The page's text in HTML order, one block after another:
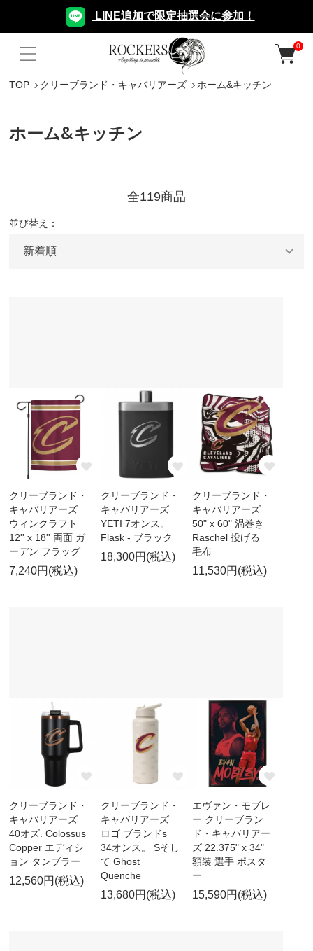
LINE追加で限定抽選会に参加！
0
TOP クリーブランド・キャバリアーズ ホーム&キッチン
ホーム&キッチン
全119商品
並び替え：
クリーブランド・
キャバリアーズ
ウィンクラフト
12'' x 18'' 両面 ガ
ーデン フラッグ
7,240円(税込)
クリーブランド・
キャバリアーズ
YETI 7オンス。
Flask - ブラック
18,300円(税込)
クリーブランド・
キャバリアーズ
50" x 60" 渦巻き
Raschel 投げる
毛布
11,530円(税込)
クリーブランド・
キャバリアーズ
40オズ. Colossus
Copper エディシ
ョン タンブラー
12,560円(税込)
クリーブランド・
キャバリアーズ
ロゴ ブランドs
34オンス。 Sそし
て Ghost
Quenche
13,680円(税込)
エヴァン・モブレ
ー クリーブラン
ド・キャバリアー
ズ 22.375" x 34"
額装 選手 ポスタ
ー
15,590円(税込)